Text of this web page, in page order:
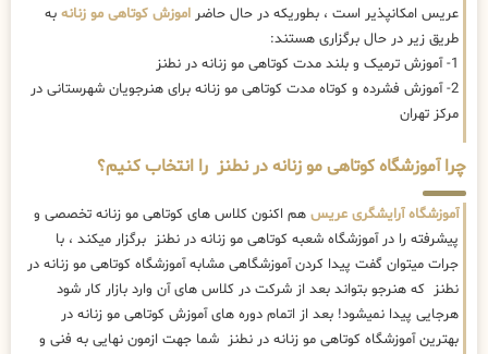
عریس امکانپذیر است ، بطوریکه در حال حاضر اموزش کوتاهی مو زنانه به
طریق زیر در حال برگزاری هستند:
1- آموزش ترمیک و بلند مدت کوتاهی مو زنانه در نطنز
2- آموزش فشرده و کوتاه مدت کوتاهی مو زنانه برای هنرجویان شهرستانی در
مرکز تهران
چرا آموزشگاه کوتاهی مو زنانه در نطنز را انتخاب کنیم؟
آموزشگاه آرایشگری عریس هم اکنون کلاس های کوتاهی مو زنانه تخصصی و
پیشرفته را در آموزشگاه شعبه کوتاهی مو زنانه در نطنز برگزار میکند ، با
جرات میتوان گفت پیدا کردن آموزشگاهی مشابه آموزشگاه کوتاهی مو زنانه در
نطنز که هنرجو بتواند بعد از شرکت در کلاس های آن وارد بازار کار شود
هرجایی پیدا نمیشود! بعد از اتمام دوره های آموزش کوتاهی مو زنانه در
بهترین آموزشگاه کوتاهی مو زنانه در نطنز شما جهت ازمون نهایی به فنی و